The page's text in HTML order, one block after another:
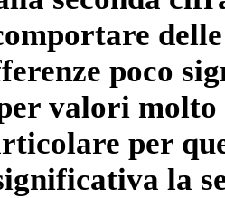
poco
valori
per
la